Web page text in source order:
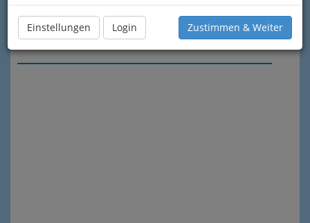
Einstellungen Login Zustimmen & Weiter
Meine Nachricht senden